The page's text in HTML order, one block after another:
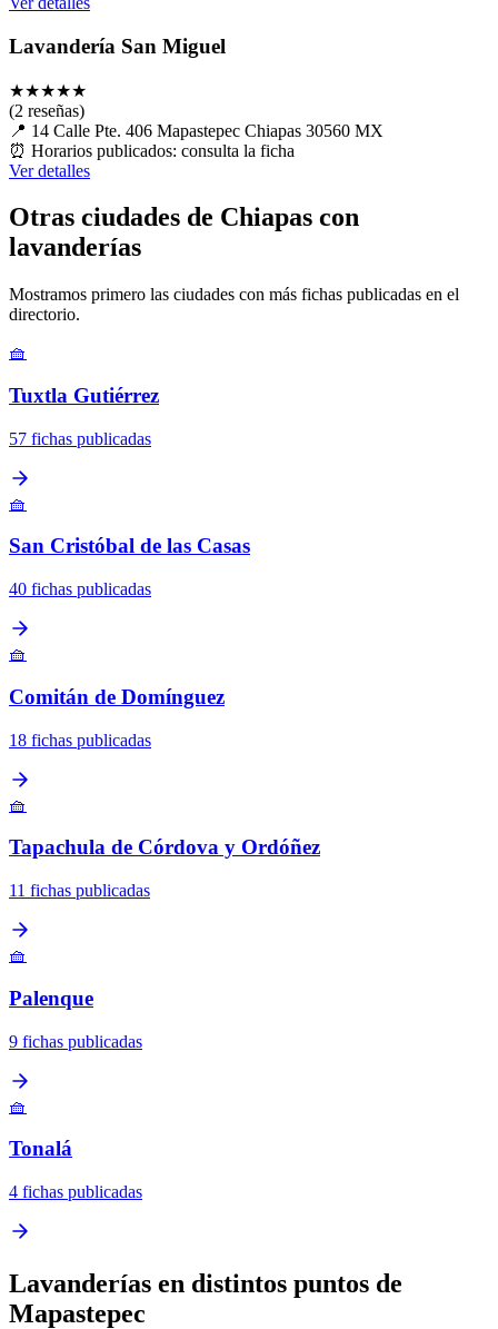
Lavandería San Miguel
★★★★★
(2 reseñas)
📍 14 Calle Pte. 406 Mapastepec Chiapas 30560 MX
⏰ Horarios publicados: consulta la ficha
Ver detalles
Otras ciudades de Chiapas con
lavanderías
Mostramos primero las ciudades con más fichas publicadas en el
directorio.
🧺
Tuxtla Gutiérrez
57 fichas publicadas
🧺
San Cristóbal de las Casas
40 fichas publicadas
🧺
Comitán de Domínguez
18 fichas publicadas
🧺
Tapachula de Córdova y Ordóñez
11 fichas publicadas
🧺
Palenque
9 fichas publicadas
🧺
Tonalá
4 fichas publicadas
Lavanderías en distintos puntos de
Mapastepec